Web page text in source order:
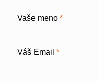
Vaše meno *
Váš Email *